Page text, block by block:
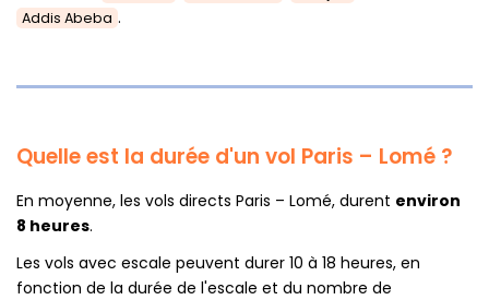
Addis Abeba .
Quelle est la durée d'un vol Paris – Lomé ?
En moyenne, les vols directs Paris – Lomé, durent environ
8 heures.
Les vols avec escale peuvent durer 10 à 18 heures, en
fonction de la durée de l'escale et du nombre de